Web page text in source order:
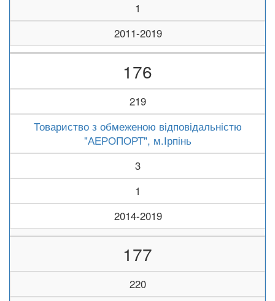
1
2011-2019
176
219
Товариство з обмеженою відповідальністю
"АЕРОПОРТ", м.Ірпінь
3
1
2014-2019
177
220